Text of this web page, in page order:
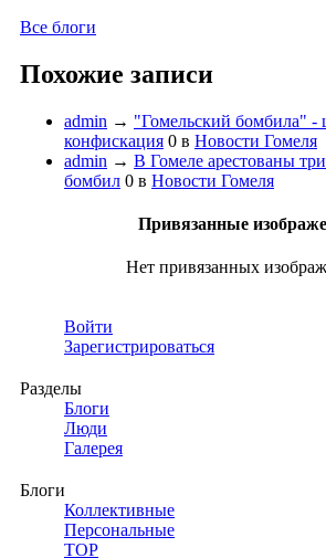
Все блоги
Похожие записи
admin → "Гомельский бомбила" -
конфискация 0 в Новости Гомеля
admin → В Гомеле арестованы
бомбил 0 в Новости Гомеля
Привязанные
Нет привязанных
Войти
Зарегистрироваться
Разделы
Блоги
Люди
Галерея
Блоги
Коллективные
Персональные
TOP